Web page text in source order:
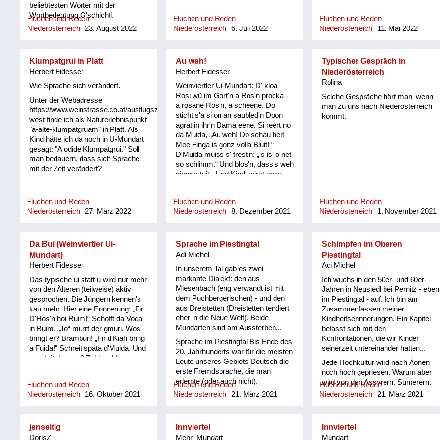
beliebtesten Wörter mit der
Wortbedeutung G'schichtl.
Fluchen und Reden
Niederösterreich
23. August 2022
Fluchen und Reden
Niederösterreich
6. Juli 2022
Fluchen und Reden
Niederösterreich
11. Mai 2022
Klumpatgrui in Platt
Herbert Fidesser
Wie Sprache sich verändert.
Unter der Webadresse
https://www.weinstrasse.co.at/ausflugsziele-
west finde ich als Naturerlebnispunkt
"a-alte-klumpatgruam" in Platt. Als
Kind hätte ich da noch in U-Mundart
gesagt: "A odide Klumpatgrui." Soll
man bedauern, dass sich Sprache
mit der Zeit verändert?
Fluchen und Reden
Niederösterreich
27. März 2022
Au weh!
Herbert Fidesser
Weinviertler Ui-Mundart: D' kloa
Rosi wü im Gort'n a Ros'n procka -
a rosane Ros'n, a scheene. Do
sticht s'a si on an saubled'n Doon
agrat in ihr'n Dama eene. Si reert no
da Muida, „Au weh! Do schau her!
Mee Finga is gonz volla Bluit! “
D'Muida muiss s' trest'n: „'s is jo net
so schlimm.“ Und blos'n, dass's weh
nimma tuit. „Und Kind, wirst scho
Rosi erscht recht o ins Plaz'n: "Und
wonn… und wonn… und wonn…
Fluchen und Reden
Niederösterreich
8. Dezember 2021
Typischer Gespräch in
Niederösterreich
Rolina
Solche Gespräche hört man, wenn
man zu uns nach Niederösterreich
kommt.
Fluchen und Reden
Niederösterreich
1. November 2021
Da Bui (Weinviertler Ui-
Mundart)
Herbert Fidesser
Das typische ui statt u wird nur mehr
von den Älteren (teilweise) aktiv
gesprochen. Die Jüngern kennen's
kau mehr. Hier eine Erinnerung: „Fir
D'Hos'n hoi Ruim!“ Schofft da Voda
in Buim. „Jo“ murrt der gmuri. Wos
bringt er? Bramburi! „Fir d'Kiah bring
a Fuida!“ Schreit späta d'Muida. Und
wos tuit donn er? Zaht an Howan
Bui? Setzt si zum Ochs'n dazui!
Eeteut da Hias'l seen Bruida: „Fadln
Fluchen und Reden
Niederösterreich
16. Oktober 2021
Sprache im Piestingtal
Adi Michel
In unserem Tal gab es zwei
markante Dialekt: den aus
Miesenbach (eng verwandt ist mit
dem Puchbergerischen) - und den
aus Dreistetten (Dreistetten tendiert
eher in die Neue Welt). Beide
Mundarten sind am Aussterben...
Sprache im Piestingtal Bis Ende des
20. Jahrhunderts war für die meisten
Leute unseres Gebiets Deutsch die
erste Fremdsprache, die man
erlernte (oder auch nicht).
Dementsprechend lustig und
wirkte, erkannte ich
Fluchen und Reden
Niederösterreich
21. März 2021
Schimpfen im Oberen
Piestingtal
Adi Michel
Ich wuchs in den 50er- und 60er-
Jahren in Neusiedl bei Pernitz - eben
im Piestingtal - auf. Ich bin am
Zusammenfassen meiner
Kindheitserinnerungen. Ein Kapitel
befasst sich mit den
Konfrontationen, die wir Kinder
seinerzeit untereinander hatten...
Jede Hochkultur wird nach Äonen
noch hoch gepriesen. Warum aber
wird von den Assyrern, Sumerern,
Babyloniern, Ägyptern, Griechen,
„ang´fressen“ waren? Schimpfen im
Fluchen und Reden
Niederösterreich
21. März 2021
jenseitig
DorisZ
Innviertel
Mehr_Mundart
Innviertel
Mundart